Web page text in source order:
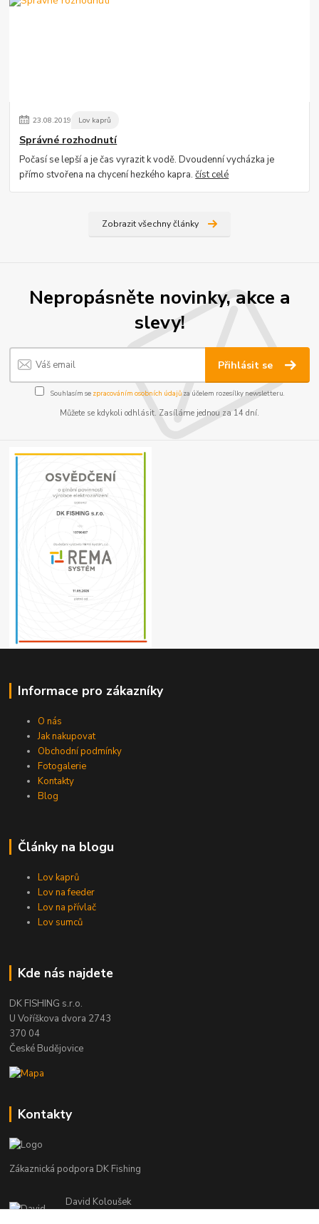
23.08.2019 Lov kaprů
Správné rozhodnutí
Počasí se lepší a je čas vyrazit k vodě. Dvoudenní vycházka je
přímo stvořena na chycení hezkého kapra.číst celé
Zobrazit všechny články
Nepropásněte novinky, akce a
slevy!
Přihlásit se
Souhlasím se zpracováním osobních údajůza účelem rozesílky newsletteru.
Můžete se kdykoli odhlásit. Zasíláme jednou za 14 dní.
Informace pro zákazníky
O nás
Jak nakupovat
Obchodní podmínky
Fotogalerie
Kontakty
Blog
Články na blogu
Lov kaprů
Lov na feeder
Lov na přívlač
Lov sumců
Kde nás najdete
DK FISHING s.r.o.
U Voříškova dvora 2743
370 04
České Budějovice
Kontakty
Zákaznická podpora DK Fishing
David Koloušek